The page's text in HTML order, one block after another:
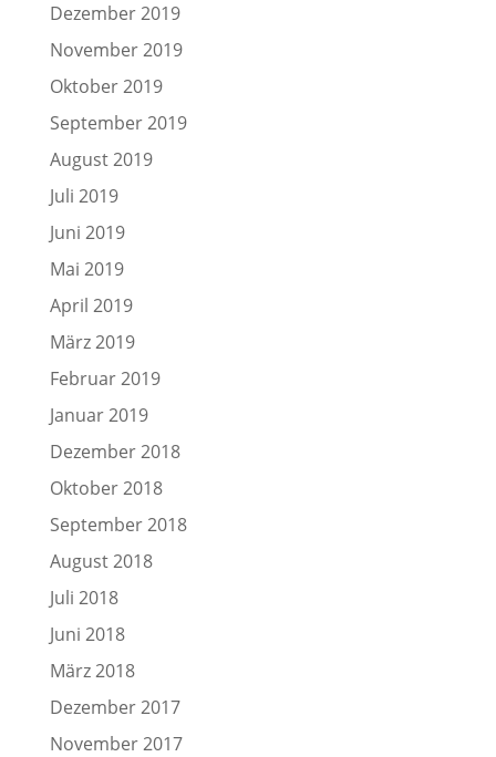
Dezember 2019
November 2019
Oktober 2019
September 2019
August 2019
Juli 2019
Juni 2019
Mai 2019
April 2019
März 2019
Februar 2019
Januar 2019
Dezember 2018
Oktober 2018
September 2018
August 2018
Juli 2018
Juni 2018
März 2018
Dezember 2017
November 2017